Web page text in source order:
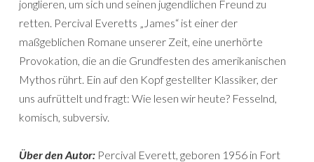
jonglieren, um sich und seinen jugendlichen Freund zu
retten. Percival Everetts „James“ ist einer der
maßgeblichen Romane unserer Zeit, eine unerhörte
Provokation, die an die Grundfesten des amerikanischen
Mythos rührt. Ein auf den Kopf gestellter Klassiker, der
uns aufrüttelt und fragt: Wie lesen wir heute? Fesselnd,
komisch, subversiv.
Über den Autor: Percival Everett, geboren 1956 in Fort